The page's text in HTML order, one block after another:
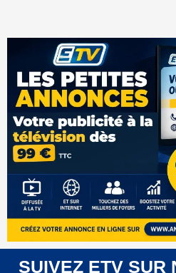
SUIVEZ ETV SUR